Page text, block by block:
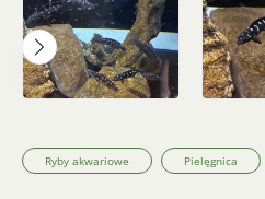
Ryby akwariowe Pielęgnica